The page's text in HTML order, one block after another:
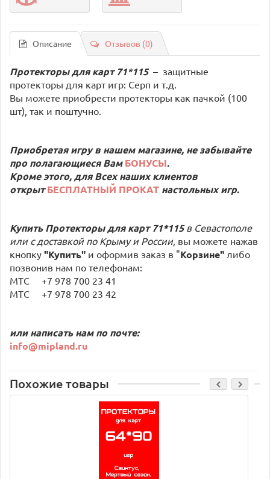
Описание Отзывов (0)
Протекторы для карт 71*115 – защитные
протекторы для карт игр: Серп и т.д.
Вы можете приобрести протекторы как пачкой (100
шт), так и поштучно.
Приобретая игру в нашем магазине, не забывайте
про полагающиеся Вам БОНУСЫ.
Кроме этого, для Всех наших клиентов
открыт БЕСПЛАТНЫЙ ПРОКАТ настольных игр.
Купить Протекторы для карт 71*115 в Севастополе
или с доставкой по Крыму и России, вы можете нажав
кнопку "Купить" и оформив заказ в "Корзине" либо
позвонив нам по телефонам:
МТС +7 978 700 23 41
МТС +7 978 700 23 42
или написать нам по почте:
info@mipland.ru
Похожие товары